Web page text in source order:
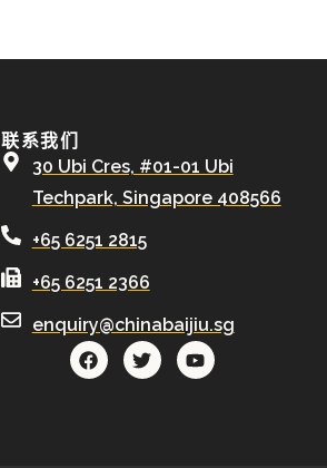
联系我们
30 Ubi Cres, #01-01 Ubi
Techpark, Singapore 408566
+65 6251 2815
+65 6251 2366
enquiry@chinabaijiu.sg